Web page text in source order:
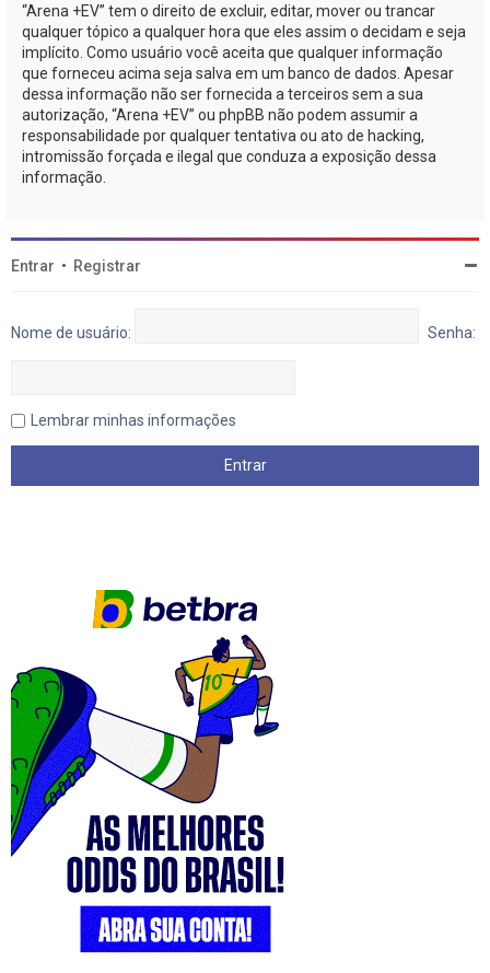
“Arena +EV” tem o direito de excluir, editar, mover ou trancar
qualquer tópico a qualquer hora que eles assim o decidam e seja
implícito. Como usuário você aceita que qualquer informação
que forneceu acima seja salva em um banco de dados. Apesar
dessa informação não ser fornecida a terceiros sem a sua
autorização, “Arena +EV” ou phpBB não podem assumir a
responsabilidade por qualquer tentativa ou ato de hacking,
intromissão forçada e ilegal que conduza a exposição dessa
informação.
Entrar • Registrar
Nome de usuário: Senha:
Lembrar minhas informações